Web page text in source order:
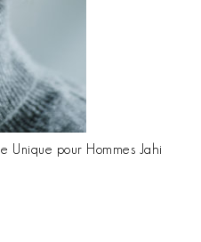
Unique pour Hommes Jahi